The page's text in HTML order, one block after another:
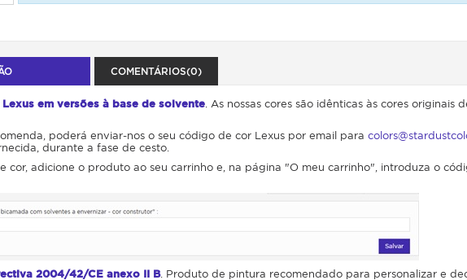
COMENTÁRIOS(0)
em versões à base de solvente. As nossas cores são idênticas às cores originais
poderá enviar-nos o seu código de cor Lexus por email para
durante a fase de cesto.
cor, adicione o produto ao seu carrinho e, na página "O meu carrinho", introduza o
2004/42/CE anexo II B. Produto de pintura recomendado para personalizar e